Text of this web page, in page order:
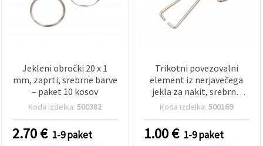
Jekleni obročki 20 x 1
mm, zaprti, srebrne barve
– paket 10 kosov
Koda izdelka:500382
2.70€ 1-9 paket
Trikotni povezovalni
element iz nerjavečega
jekla za nakit, srebrna
barva, 30×13×1 mm – 10
Koda izdelka:500169
1.00€ 1-9 paket